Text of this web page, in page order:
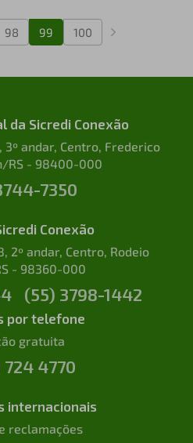
98 99 100
da Sicredi Conexão
3º andar, Centro, Frederico
RS - 98400-000
7350
Conexão
2º andar, Centro, Rodeio
- 98360-000
(55) 3798-1442
por telefone
gratuita
4770
internacionais
reclamações